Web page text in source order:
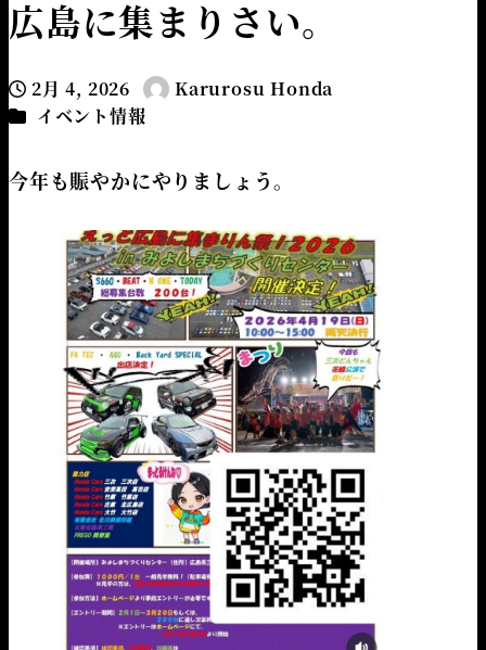
広島に集まりさい。
投稿日2月 4, 2026 著
者
Karurosu Honda
カテゴリー
イベント情報
今年も賑やかにやりましょう。